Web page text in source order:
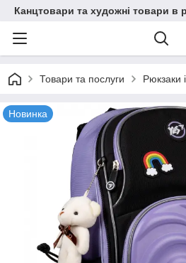
Канцтовари та художні товари в
Товари та послуги Рюкзаки
Новинка